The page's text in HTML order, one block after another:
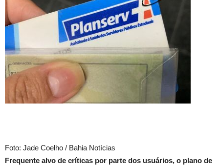
Foto: Jade Coelho / Bahia Notícias
Frequente alvo de críticas por parte dos usuários, o plano de